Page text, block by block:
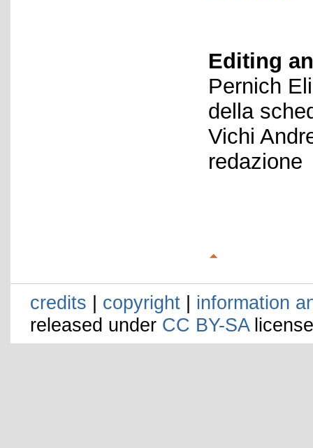
Editing
Pernich
della
Vichi
redazione
credits | copyright | information
released under CC BY-SA